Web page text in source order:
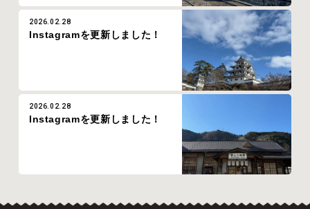
2026.02.28
Instagramを更新しました！
2026.02.28
Instagramを更新しました！